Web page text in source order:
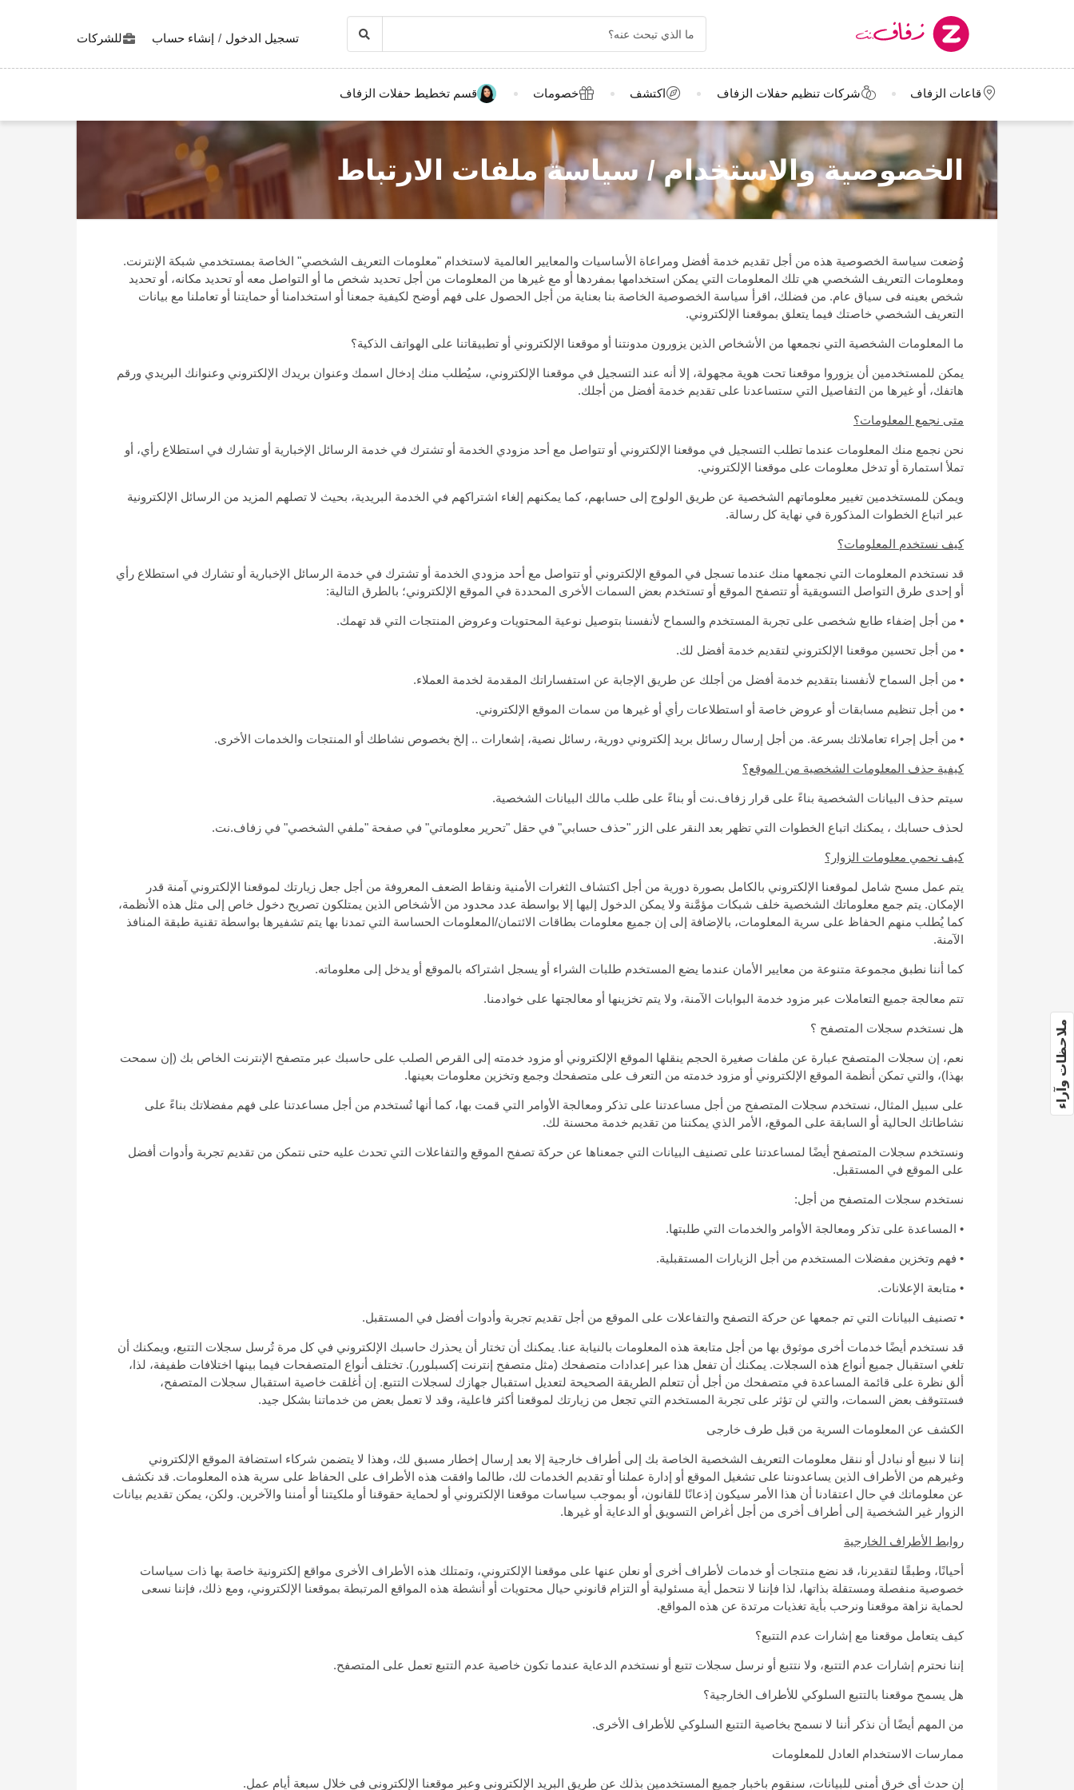
تسجيل الدخول / إنشاء حساب للشركات
قاعات الزفاف شركات تنظيم حفلات الزفاف اكتشف خصومات قسم تخطيط حفلات الزفاف
الخصوصية والاستخدام / سياسة ملفات الارتباط
وُضعت سياسة الخصوصية هذه من أجل تقديم خدمة أفضل ومراعاة الأساسيات والمعايير العالمية لاستخدام "معلومات التعريف الشخصي" الخاصة بمستخدمي شبكة الإنترنت.
ومعلومات التعريف الشخصي هي تلك المعلومات التي يمكن استخدامها بمفردها أو مع غيرها من المعلومات من أجل تحديد شخص ما أو التواصل معه أو تحديد مكانه، أو تحديد
شخص بعينه فى سياق عام. من فضلك، اقرأ سياسة الخصوصية الخاصة بنا بعناية من أجل الحصول على فهم أوضح لكيفية جمعنا أو استخدامنا أو حمايتنا أو تعاملنا مع بيانات
التعريف الشخصي خاصتك فيما يتعلق بموقعنا الإلكتروني.
ما المعلومات الشخصية التي نجمعها من الأشخاص الذين يزورون مدونتنا أو موقعنا الإلكتروني أو تطبيقاتنا على الهواتف الذكية؟
يمكن للمستخدمين أن يزوروا موقعنا تحت هوية مجهولة، إلا أنه عند التسجيل في موقعنا الإلكتروني، سيُطلب منك إدخال اسمك وعنوان بريدك الإلكتروني وعنوانك البريدي ورقم
هاتفك، أو غيرها من التفاصيل التي ستساعدنا على تقديم خدمة أفضل من أجلك.
متى نجمع المعلومات؟
نحن نجمع منك المعلومات عندما تطلب التسجيل في موقعنا الإلكتروني أو تتواصل مع أحد مزودي الخدمة أو تشترك في خدمة الرسائل الإخبارية أو تشارك في استطلاع رأي، أو
تملأ استمارة أو تدخل معلومات على موقعنا الإلكتروني.
ويمكن للمستخدمين تغيير معلوماتهم الشخصية عن طريق الولوج إلى حسابهم، كما يمكنهم إلغاء اشتراكهم في الخدمة البريدية، بحيث لا تصلهم المزيد من الرسائل الإلكترونية
عبر اتباع الخطوات المذكورة في نهاية كل رسالة.
كيف نستخدم المعلومات؟
قد نستخدم المعلومات التي نجمعها منك عندما تسجل في الموقع الإلكتروني أو تتواصل مع أحد مزودي الخدمة أو تشترك في خدمة الرسائل الإخبارية أو تشارك في استطلاع رأي
أو إحدى طرق التواصل التسويقية أو تتصفح الموقع أو تستخدم بعض السمات الأخرى المحددة في الموقع الإلكتروني؛ بالطرق التالية:
• من أجل إضفاء طابع شخصى على تجربة المستخدم والسماح لأنفسنا بتوصيل نوعية المحتويات وعروض المنتجات التي قد تهمك.
• من أجل تحسين موقعنا الإلكتروني لتقديم خدمة أفضل لك.
• من أجل السماح لأنفسنا بتقديم خدمة أفضل من أجلك عن طريق الإجابة عن استفساراتك المقدمة لخدمة العملاء.
• من أجل تنظيم مسابقات أو عروض خاصة أو استطلاعات رأي أو غيرها من سمات الموقع الإلكتروني.
• من أجل إجراء تعاملاتك بسرعة. من أجل إرسال رسائل بريد إلكتروني دورية، رسائل نصية، إشعارات .. إلخ بخصوص نشاطك أو المنتجات والخدمات الأخرى.
كيفية حذف المعلومات الشخصية من الموقع؟
سيتم حذف البيانات الشخصية بناءً على قرار زفاف.نت أو بناءً على طلب مالك البيانات الشخصية.
لحذف حسابك ، يمكنك اتباع الخطوات التي تظهر بعد النقر على الزر "حذف حسابي" في حقل "تحرير معلوماتي" في صفحة "ملفي الشخصي" في زفاف.نت.
كيف نحمي معلومات الزوار؟
يتم عمل مسح شامل لموقعنا الإلكتروني بالكامل بصورة دورية من أجل اكتشاف الثغرات الأمنية ونقاط الضعف المعروفة من أجل جعل زيارتك لموقعنا الإلكتروني آمنة قدر
الإمكان. يتم جمع معلوماتك الشخصية خلف شبكات مؤمَّنة ولا يمكن الدخول إليها إلا بواسطة عدد محدود من الأشخاص الذين يمتلكون تصريح دخول خاص إلى مثل هذه الأنظمة،
كما يُطلب منهم الحفاظ على سرية المعلومات، بالإضافة إلى إن جميع معلومات بطاقات الائتمان/المعلومات الحساسة التي تمدنا بها يتم تشفيرها بواسطة تقنية طبقة المنافذ
الآمنة.
كما أننا نطبق مجموعة متنوعة من معايير الأمان عندما يضع المستخدم طلبات الشراء أو يسجل اشتراكه بالموقع أو يدخل إلى معلوماته.
تتم معالجة جميع التعاملات عبر مزود خدمة البوابات الآمنة، ولا يتم تخزينها أو معالجتها على خوادمنا.
هل نستخدم سجلات المتصفح ؟
نعم، إن سجلات المتصفح عبارة عن ملفات صغيرة الحجم ينقلها الموقع الإلكتروني أو مزود خدمته إلى القرص الصلب على حاسبك عبر متصفح الإنترنت الخاص بك (إن سمحت
بهذا)، والتي تمكن أنظمة الموقع الإلكتروني أو مزود خدمته من التعرف على متصفحك وجمع وتخزين معلومات بعينها.
على سبيل المثال، نستخدم سجلات المتصفح من أجل مساعدتنا على تذكر ومعالجة الأوامر التي قمت بها، كما أنها تُستخدم من أجل مساعدتنا على فهم مفضلاتك بناءً على
نشاطاتك الحالية أو السابقة على الموقع، الأمر الذي يمكننا من تقديم خدمة محسنة لك.
ونستخدم سجلات المتصفح أيضًا لمساعدتنا على تصنيف البيانات التي جمعناها عن حركة تصفح الموقع والتفاعلات التي تحدث عليه حتى نتمكن من تقديم تجربة وأدوات أفضل
على الموقع في المستقبل.
نستخدم سجلات المتصفح من أجل:
• المساعدة على تذكر ومعالجة الأوامر والخدمات التي طلبتها.
• فهم وتخزين مفضلات المستخدم من أجل الزيارات المستقبلية.
• متابعة الإعلانات.
• تصنيف البيانات التي تم جمعها عن حركة التصفح والتفاعلات على الموقع من أجل تقديم تجربة وأدوات أفضل في المستقبل.
قد نستخدم أيضًا خدمات أخرى موثوق بها من أجل متابعة هذه المعلومات بالنيابة عنا. يمكنك أن تختار أن يحذرك حاسبك الإلكتروني في كل مرة تُرسل سجلات التتبع، ويمكنك أن
تلغي استقبال جميع أنواع هذه السجلات. يمكنك أن تفعل هذا عبر إعدادات متصفحك (مثل متصفح إنترنت إكسبلورر). تختلف أنواع المتصفحات فيما بينها اختلافات طفيفة، لذا،
ألق نظرة على قائمة المساعدة في متصفحك من أجل أن تتعلم الطريقة الصحيحة لتعديل استقبال جهازك لسجلات التتبع. إن أغلقت خاصية استقبال سجلات المتصفح،
فستتوقف بعض السمات، والتي لن تؤثر على تجربة المستخدم التي تجعل من زيارتك لموقعنا أكثر فاعلية، وقد لا تعمل بعض من خدماتنا بشكل جيد.
الكشف عن المعلومات السرية من قبل طرف خارجى
إننا لا نبيع أو نبادل أو ننقل معلومات التعريف الشخصية الخاصة بك إلى أطراف خارجية إلا بعد إرسال إخطار مسبق لك، وهذا لا يتضمن شركاء استضافة الموقع الإلكتروني
وغيرهم من الأطراف الذين يساعدوننا على تشغيل الموقع أو إدارة عملنا أو تقديم الخدمات لك، طالما وافقت هذه الأطراف على الحفاظ على سرية هذه المعلومات. قد نكشف
عن معلوماتك في حال اعتقادنا أن هذا الأمر سيكون إذعانًا للقانون، أو بموجب سياسات موقعنا الإلكتروني أو لحماية حقوقنا أو ملكيتنا أو أمننا والآخرين. ولكن، يمكن تقديم بيانات
الزوار غير الشخصية إلى أطراف أخرى من أجل أغراض التسويق أو الدعاية أو غيرها.
روابط الأطراف الخارجية
أحيانًا، وطبقًا لتقديرنا، قد نضع منتجات أو خدمات لأطراف أخرى أو نعلن عنها على موقعنا الإلكتروني، وتمتلك هذه الأطراف الأخرى مواقع إلكترونية خاصة بها ذات سياسات
خصوصية منفصلة ومستقلة بذاتها، لذا فإننا لا نتحمل أية مسئولية أو التزام قانوني حيال محتويات أو أنشطة هذه المواقع المرتبطة بموقعنا الإلكتروني، ومع ذلك، فإننا نسعى
لحماية نزاهة موقعنا ونرحب بأية تغذيات مرتدة عن هذه المواقع.
كيف يتعامل موقعنا مع إشارات عدم التتبع؟
إننا نحترم إشارات عدم التتبع، ولا نتتبع أو نرسل سجلات تتبع أو نستخدم الدعاية عندما تكون خاصية عدم التتبع تعمل على المتصفح.
هل يسمح موقعنا بالتتبع السلوكي للأطراف الخارجية؟
من المهم أيضًا أن نذكر أننا لا نسمح بخاصية التتبع السلوكي للأطراف الأخرى.
ممارسات الاستخدام العادل للمعلومات
إن حدث أي خرق أمني للبيانات، سنقوم باخبار جميع المستخدمين بذلك عن طريق البريد الإلكتروني وعبر موقعنا الإلكتروني في خلال سبعة أيام عمل.
ملاحظات وآراء